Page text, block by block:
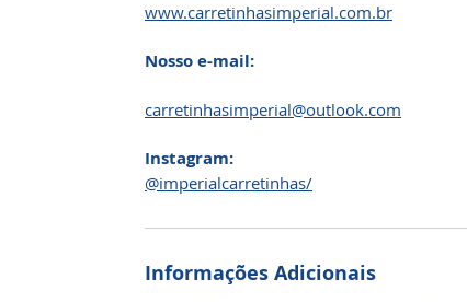
www.carretinhasimperial.com.br
Nosso e-mail:
carretinhasimperial@outlook.com
Instagram:
@imperialcarretinhas/
Informações Adicionais